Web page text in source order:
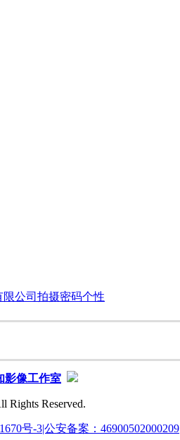
限公司 拍摄密码个性
影像工作室
Rights Reserved.
号-3|公安备案：46900502000209